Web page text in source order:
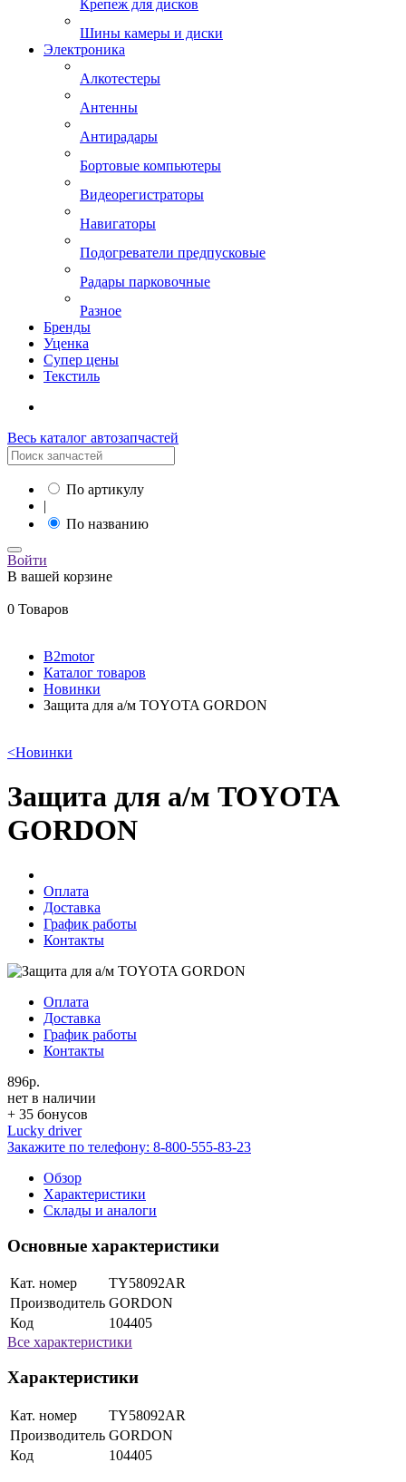
Крепеж для дисков
Шины камеры и диски
Электроника
Алкотестеры
Антенны
Антирадары
Бортовые компьютеры
Видеорегистраторы
Навигаторы
Подогреватели предпусковые
Радары парковочные
Разное
Бренды
Уценка
Супер цены
Текстиль
Весь каталог автозапчастей
По артикулу
|
По названию
Войти
В вашей корзине
0 Товаров
B2motor
Каталог товаров
Новинки
Защита для а/м TOYOTA GORDON
<Новинки
Защита для а/м TOYOTA
GORDON
Оплата
Доставка
График работы
Контакты
Оплата
Доставка
График работы
Контакты
896р.
нет в наличии
+ 35 бонусов
Lucky driver
Закажите по телефону: 8-800-555-83-23
Обзор
Характеристики
Склады и аналоги
Основные характеристики
Кат. номер
TY58092AR
Производитель GORDON
Код
104405
Все характеристики
Характеристики
Кат. номер
TY58092AR
Производитель GORDON
Код
104405